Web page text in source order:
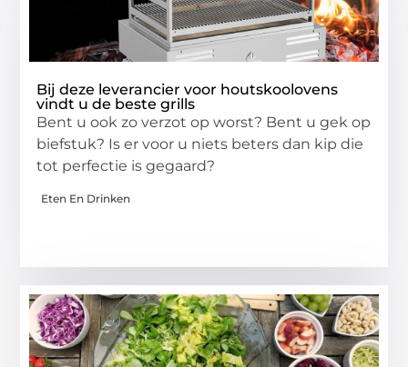
Bij deze leverancier voor houtskoolovens
vindt u de beste grills
Bent u ook zo verzot op worst? Bent u gek op
biefstuk? Is er voor u niets beters dan kip die
tot perfectie is gegaard?
Eten En Drinken